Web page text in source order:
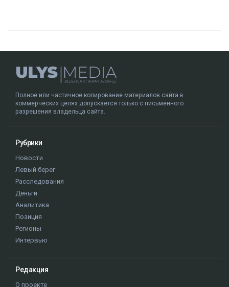
Полное или частичное копирование материалов сайта в
коммерческих целях допускается только с письменного
разрешения владельца сайта.
Рубрики
Новости
Левый берег
Расследования
Деньги
Аналитика
Позиция
Регионы
Интервью
Редакция
О проекте